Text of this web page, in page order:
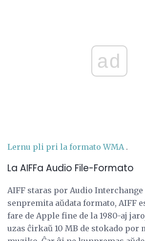
ad
Lernu pli pri la formato WMA .
La AIFFa Audio File-Formato
AIFF staras por Audio
senpremita aŭdata formato, AIFF
fare de Apple fine de la 1980-aj
uzas ĉirkaŭ 10 MB de stokado por